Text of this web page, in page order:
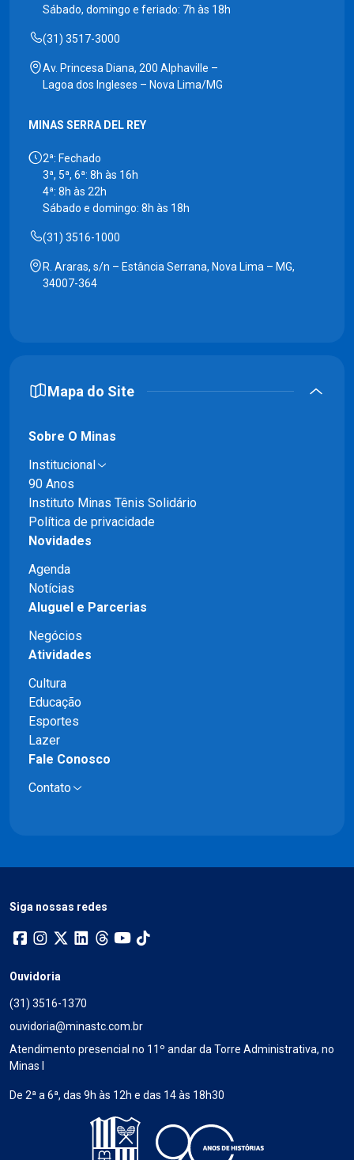
Sábado, domingo e feriado: 7h às 18h
(31) 3517-3000
Av. Princesa Diana, 200 Alphaville –
Lagoa dos Ingleses – Nova Lima/MG
MINAS SERRA DEL REY
2ª: Fechado
3ª, 5ª, 6ª: 8h às 16h
4ª: 8h às 22h
Sábado e domingo: 8h às 18h
(31) 3516-1000
R. Araras, s/n – Estância Serrana, Nova Lima – MG,
34007-364
Mapa do Site
Sobre O Minas
Institucional
90 Anos
Instituto Minas Tênis Solidário
Política de privacidade
Novidades
Agenda
Notícias
Aluguel e Parcerias
Negócios
Atividades
Cultura
Educação
Esportes
Lazer
Fale Conosco
Contato
Siga nossas redes
Ouvidoria
(31) 3516-1370
ouvidoria@minastc.com.br
Atendimento presencial no 11º andar da Torre Administrativa, no
Minas I
De 2ª a 6ª, das 9h às 12h e das 14 às 18h30